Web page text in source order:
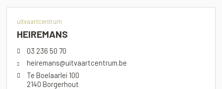
uitvaartcentrum
HEIREMANS
03 236 50 70
heiremans@uitvaartcentrum.be
Te Boelaarlei 100
2140 Borgerhout